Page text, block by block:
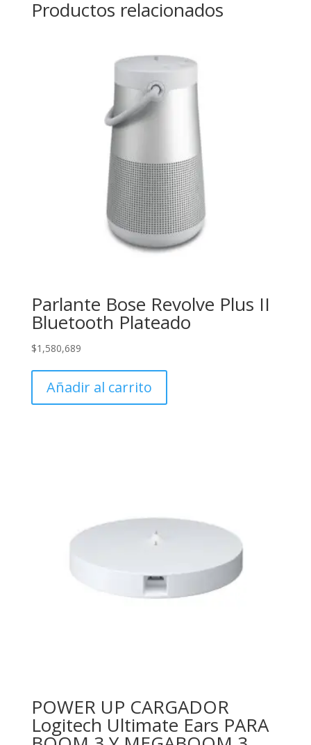
Productos relacionados
Parlante Bose Revolve Plus II
Bluetooth Plateado
$1,580,689
Añadir al carrito
POWER UP CARGADOR
Logitech Ultimate Ears PARA